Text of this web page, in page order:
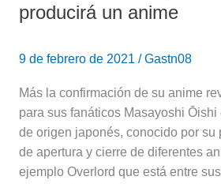
producirá un anime
9 de febrero de 2021 /Gastn08
Más la confirmación de su anime
para sus fanáticos Masayoshi
de origen japonés, conocido por su
de apertura y cierre de diferentes
ejemplo Overlord que está entre